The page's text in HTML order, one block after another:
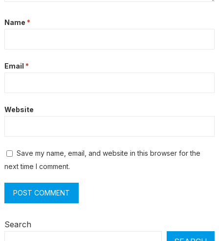
Name *
Email *
Website
Save my name, email, and website in this browser for the
next time I comment.
Search